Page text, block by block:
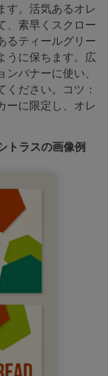
す。活気あるオレ
、素早くスクロー
るティールグリー
うに保ちます。広
バナーに使い、
ださい。コツ：
ーに限定し、オレ
トラスの画像例